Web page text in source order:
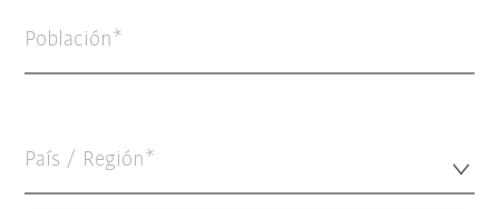
Población
País / Región*